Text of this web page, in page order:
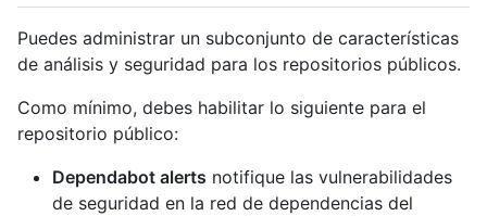
Puedes administrar un subconjunto de características
de análisis y seguridad para los repositorios públicos.
Como mínimo, debes habilitar lo siguiente para el
repositorio público:
Dependabot alerts notifique las vulnerabilidades
de seguridad en la red de dependencias del